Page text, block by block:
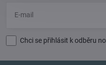
Chci se přihlásit k odběru